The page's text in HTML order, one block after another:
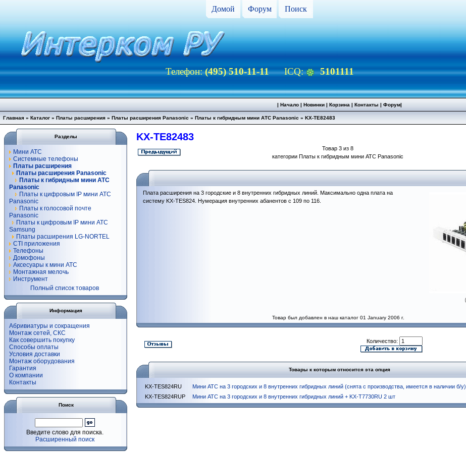
Домой Форум Поиск
Телефон:(495) 510-11-11ICQ: 5101111
| Начало| Новинки| Корзина | Контакты | Форум|
Главная » Каталог » Платы расширения » Платы расширения Panasonic » Платы к гибридным мини АТС Panasonic » KX-TE82483
Разделы
Мини АТС
Системные телефоны
Платы расширения
Платы расширения Panasonic
Платы к гибридным мини АТС
Panasonic
Платы к цифровым IP мини АТС
Panasonic
Платы к голосовой почте
Panasonic
Платы к цифровым IP мини АТС
Samsung
Платы расширения LG-NORTEL
CTI приложения
Телефоны
Домофоны
Аксесуары к мини АТС
Монтажная мелочь
Инструмент
Полный список товаров
Информация
Абривиатуры и сокращения
Монтаж сетей, СКС
Как совершить покупку
Способы оплаты
Условия доставки
Монтаж оборудования
Гарантия
О компании
Контакты
Поиск
Введите слово для поиска.
Расширенный поиск
KX-TE82483
Товар 3 из 8
категории Платы к гибридным мини АТС Panasonic
Плата расширения на 3 городские и 8 внутренних гибридных линий. Mаксимально одна плата на
систему KX-TES824. Нумерация внутренних абанентов с 109 по 116.
Товар был добавлен в наш каталог 01 January 2006 г.
Количество:
Товары к которым относится эта опция
KX-TES824RU Мини АТС на 3 городских и 8 внутренних гибридных линий (снята с производства, имеется в наличии б/у)
KX-TES824RUP
Мини АТС на 3 городских и 8 внутренних гибридных линий + KX-T7730RU 2 шт